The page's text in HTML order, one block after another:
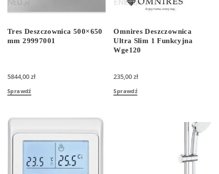
Tres Deszczownica 500×650
mm 29997001
5844,00zł
Sprawdź
Omnires Deszczownica
Ultra Slim 1 Funkcyjna
Wge120
235,00zł
Sprawdź